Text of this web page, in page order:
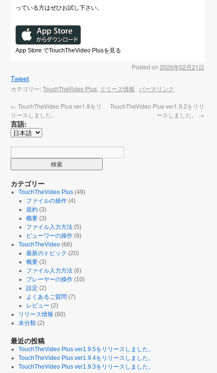
っている方はぜひお試し下さい。
App Store でTouchTheVideo Plusを見る
Posted on 2026年02月21日
Tweet
カテゴリー:TouchTheVideo Plus, リリース情報 パーマリンク
← TouchTheVideo Plus ver1.9をリ
リースしました。
TouchTheVideo Plus ver1.9.2をリリ
ースしました。 →
言語:
カテゴリー
TouchTheVideo Plus (49)
ファイルの操作(4)
規約(3)
概要(3)
ファイル入力方法(5)
ビューワーの操作(9)
TouchTheVideo (66)
最新のトピック (20)
概要(3)
ファイル入力方法(6)
プレーヤーの操作(10)
設定 (2)
よくあるご質問 (7)
レビュー (2)
リリース情報 (60)
未分類 (2)
最近の投稿
TouchTheVideo Plus ver1.9.5をリリースしました。
TouchTheVideo Plus ver1.9.4をリリースしました。
TouchTheVideo Plus ver1.9.3をリリースしました。